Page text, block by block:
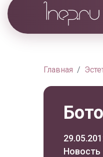
Главная
Новость